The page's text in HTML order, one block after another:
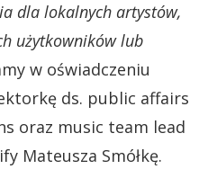
dla lokalnych artystów,
użytkowników lub
w oświadczeniu
ds. public affairs
oraz music team lead
Mateusza Smółkę.